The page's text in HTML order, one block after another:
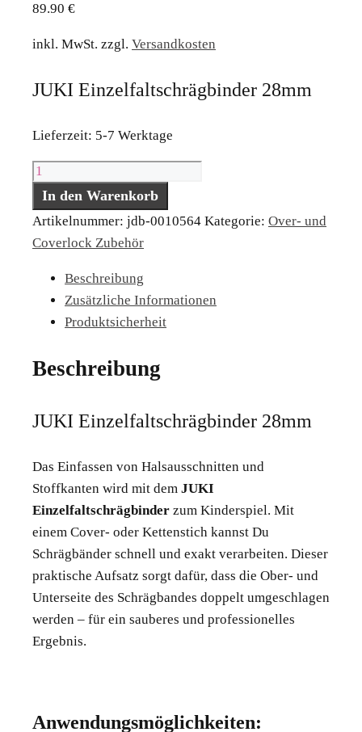
89.90 €
inkl. MwSt. zzgl. Versandkosten
JUKI Einzelfaltschrägbinder 28mm
Lieferzeit: 5-7 Werktage
JUKI
Einzelfaltschrägbinder
28mm
Menge
In den Warenkorb
Artikelnummer: jdb-0010564 Kategorie: Over- und
Coverlock Zubehör
Beschreibung
Zusätzliche Informationen
Produktsicherheit
Beschreibung
JUKI Einzelfaltschrägbinder 28mm
Das Einfassen von Halsausschnitten und
Stoffkanten wird mit dem JUKI
Einzelfaltschrägbinder zum Kinderspiel. Mit
einem Cover- oder Kettenstich kannst Du
Schrägbänder schnell und exakt verarbeiten. Dieser
praktische Aufsatz sorgt dafür, dass die Ober- und
Unterseite des Schrägbandes doppelt umgeschlagen
werden – für ein sauberes und professionelles
Ergebnis.
Anwendungsmöglichkeiten: